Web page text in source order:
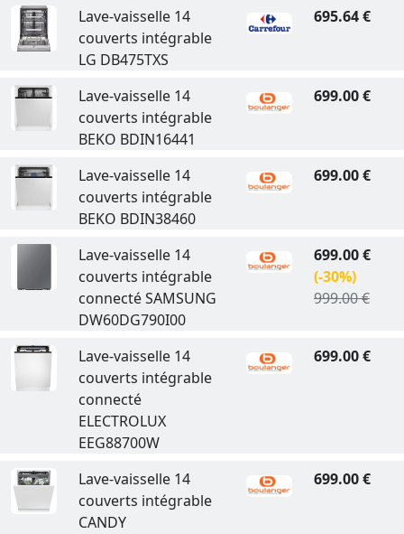
Lave-vaisselle 14
couverts intégrable
LG DB475TXS
695.64 €
Lave-vaisselle 14
couverts intégrable
BEKO BDIN16441
699.00 €
Lave-vaisselle 14
couverts intégrable
BEKO BDIN38460
699.00 €
Lave-vaisselle 14
couverts intégrable
connecté SAMSUNG
DW60DG790I00
699.00 €
(-30%)
999.00 €
Lave-vaisselle 14
couverts intégrable
connecté
ELECTROLUX
EEG88700W
699.00 €
Lave-vaisselle 14
couverts intégrable
CANDY
699.00 €